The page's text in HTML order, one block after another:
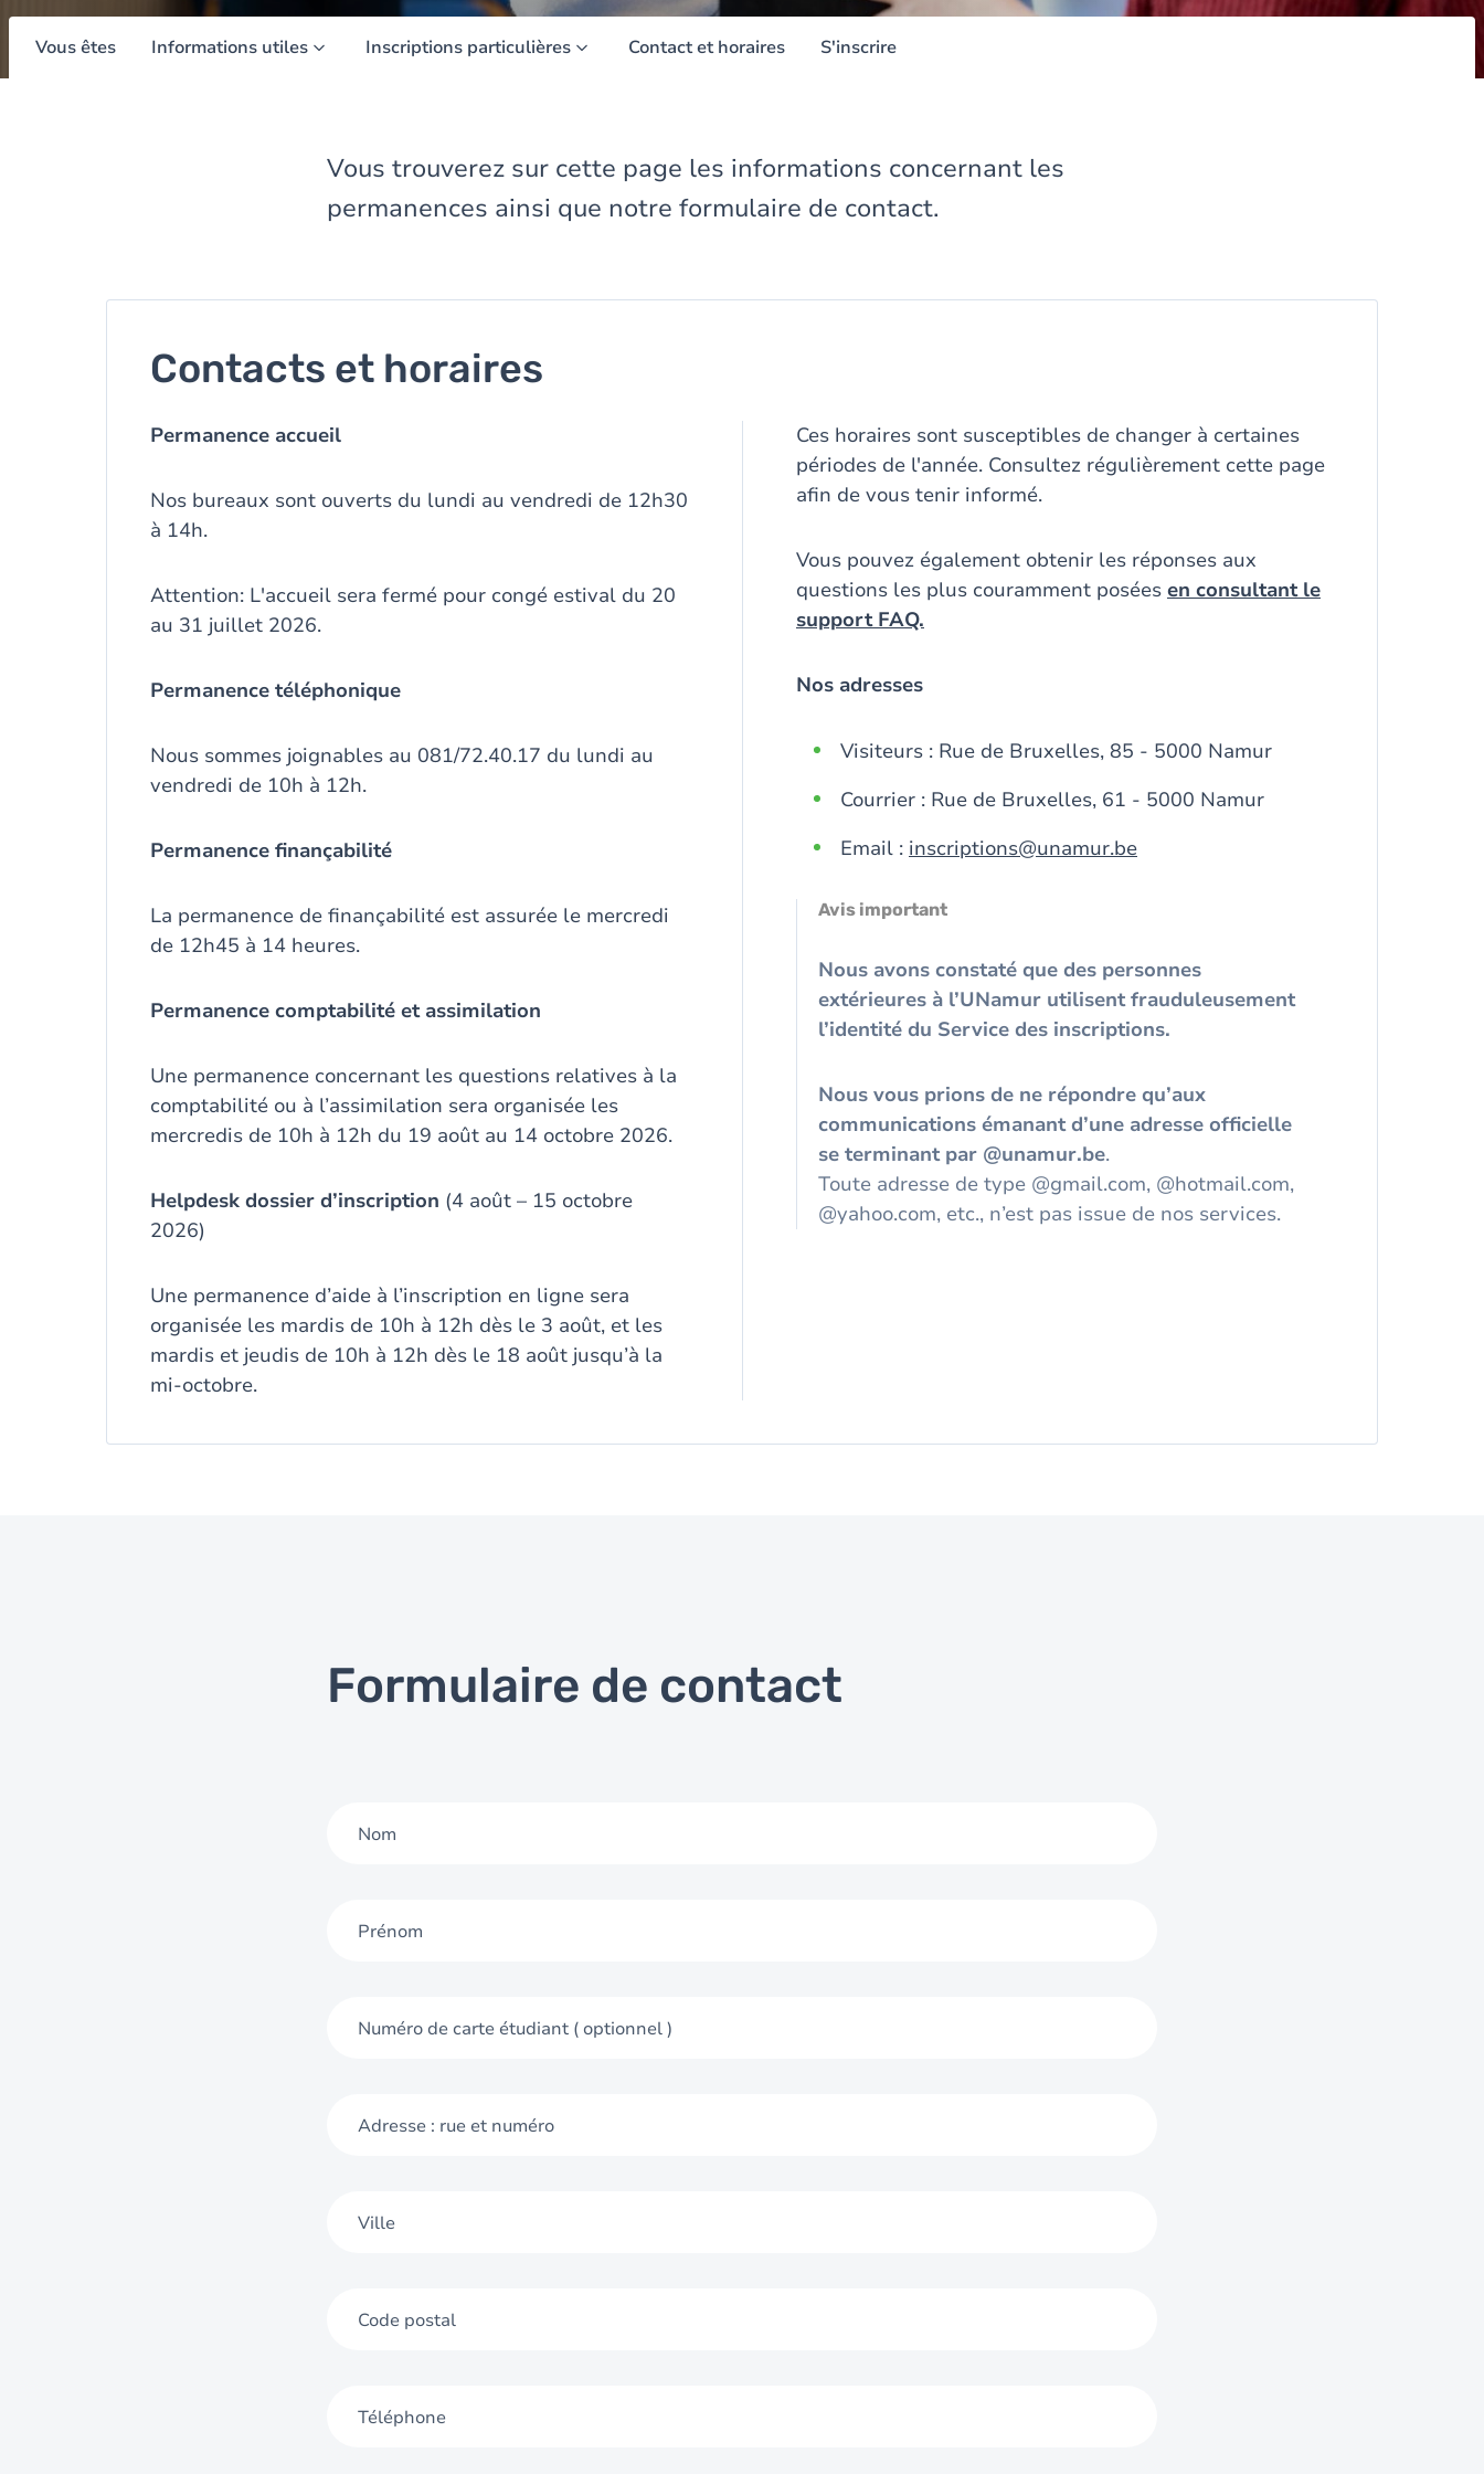
Vous êtes Informations utiles Inscriptions particulières Contact et horaires S'inscrire
Vous trouverez sur cette page les informations concernant les
permanences ainsi que notre formulaire de contact.
Contacts et horaires
Permanence accueil
Nos bureaux sont ouverts du lundi au vendredi de 12h30
à 14h.
Attention: L'accueil sera fermé pour congé estival du 20
au 31 juillet 2026.
Permanence téléphonique
Nous sommes joignables au 081/72.40.17 du lundi au
vendredi de 10h à 12h.
Permanence finançabilité
La permanence de finançabilité est assurée le mercredi
de 12h45 à 14 heures.
Permanence comptabilité et assimilation
Une permanence concernant les questions relatives à la
comptabilité ou à l’assimilation sera organisée les
mercredis de 10h à 12h du 19 août au 14 octobre 2026.
Helpdesk dossier d’inscription (4 août – 15 octobre
2026)
Une permanence d’aide à l’inscription en ligne sera
organisée les mardis de 10h à 12h dès le 3 août, et les
mardis et jeudis de 10h à 12h dès le 18 août jusqu’à la
mi-octobre.
Ces horaires sont susceptibles de changer à certaines
périodes de l'année. Consultez régulièrement cette page
afin de vous tenir informé.
Vous pouvez également obtenir les réponses aux
questions les plus couramment posées en consultant le
support FAQ.
Nos adresses
Visiteurs : Rue de Bruxelles, 85 - 5000 Namur
Courrier : Rue de Bruxelles, 61 - 5000 Namur
Email : inscriptions@unamur.be
Avis important
Nous avons constaté que des personnes
extérieures à l’UNamur utilisent frauduleusement
l’identité du Service des inscriptions.
Nous vous prions de ne répondre qu’aux
communications émanant d’une adresse officielle
se terminant par @unamur.be.
Toute adresse de type @gmail.com, @hotmail.com,
@yahoo.com, etc., n’est pas issue de nos services.
Formulaire de contact
Nom
Prénom
Numéro de carte étudiant ( optionnel )
Adresse : rue et numéro
Ville
Code postal
Téléphone